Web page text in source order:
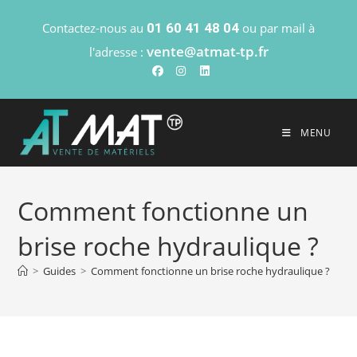
Contactez-nous au 01 60 41 48 04 ou par mail à
l'adresse : vente@atmat-tp.fr
MENU
Comment fonctionne un
brise roche hydraulique ?
> Guides > Comment fonctionne un brise roche hydraulique ?